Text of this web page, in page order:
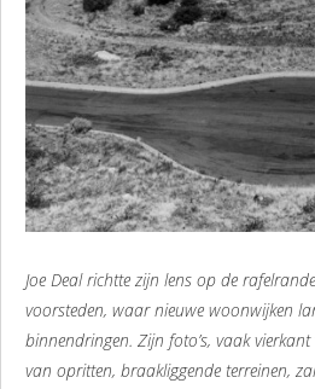
Joe Deal richtte zijn lens op de
voorsteden, waar nieuwe woonwijken
binnendringen. Zijn foto’s, vaak
van opritten, braakliggende terreinen,